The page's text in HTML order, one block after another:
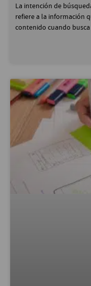
La intención de
refiere a la información
contenido cuando busca